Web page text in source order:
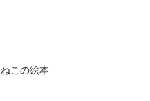
ねこの絵本